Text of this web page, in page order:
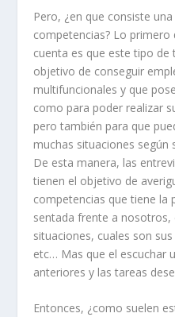
Pero, ¿en que consiste
competencias? Lo
cuenta es que este tipo de
objetivo de conseguir
multifuncionales y que
como para poder realizar
pero también para que
muchas situaciones según
De esta manera, las
tienen el objetivo de
competencias que tiene la
sentada frente a nosotros,
situaciones, cuales son
etc… Mas que el escuchar
anteriores y las tareas
Entonces, ¿como suelen